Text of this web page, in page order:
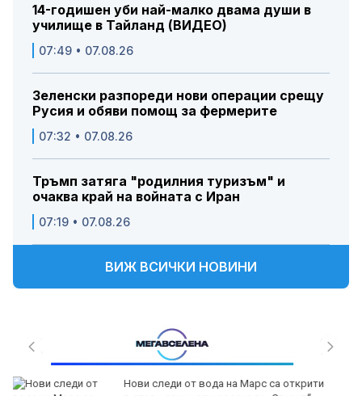
14-годишен уби най-малко двама души в
училище в Тайланд (ВИДЕО)
07:49 • 07.08.26
Зеленски разпореди нови операции срещу
Русия и обяви помощ за фермерите
07:32 • 07.08.26
Тръмп затяга "родилния туризъм" и
очаква край на войната с Иран
07:19 • 07.08.26
ВИЖ ВСИЧКИ НОВИНИ
Без ток във Варна на 7 август 2026